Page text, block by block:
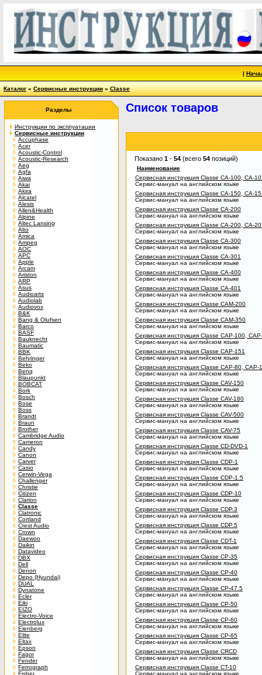
|
Каталог»Сервисные инструкции»Classe
Разделы
Инструкции по эксплуатации
Сервисные инструкции
Accuphase
Acer
Acoustic-Control
Acoustic-Research
Aeg
Agfa
Aiwa
Akai
Akira
Alcatel
Alesis
Allen&Health
Alpine
Altec Lansing
Alto
Amica
Ampeg
AOC
APC
Apple
Arcam
Ariston
ARP
Asus
Audioarts
Audiolab
Audiovox
B&K
Bang & Olufsen
Barco
BASF
Bauknecht
Baumatic
BBK
Behringer
Beko
Benq
Blaupunkt
BOBCAT
Bork
Bosch
Bose
Boss
Brandt
Braun
Brother
Cambridge Audio
Cameron
Candy
Canon
Carver
Casio
Cerwin-Vega
Challenger
Christie
Citizen
Clarion
Classe
Clatronic
Cortland
Crest Audio
Crown
Daewoo
Daikin
Datavideo
DBX
Dell
Denon
Depo (Hyundai)
DUAL
Dynatone
Ecler
Eiki
EIZO
Electro-Voice
Electrolux
Elenberg
Elite
Eltax
Epson
Fagor
Fender
Ferrograph
Fisher
Список товаров
Показано 1 - 54 (всего 54 позиций)
Наименование
Сервисная инструкция Classe CA-100, CA-
Сервис-мануал на английском языке
Сервисная инструкция Classe CA-150, CA-
Сервис-мануал на английском языке
Сервисная инструкция Classe CA-200
Сервис-мануал на английском языке
Сервисная инструкция Classe CA-200, CA-
Сервис-мануал на английском языке
Сервисная инструкция Classe CA-300
Сервис-мануал на английском языке
Сервисная инструкция Classe CA-301
Сервис-мануал на английском языке
Сервисная инструкция Classe CA-400
Сервис-мануал на английском языке
Сервисная инструкция Classe CA-401
Сервис-мануал на английском языке
Сервисная инструкция Classe CAM-200
Сервис-мануал на английском языке
Сервисная инструкция Classe CAM-350
Сервис-мануал на английском языке
Сервисная инструкция Classe CAP-100,
Сервис-мануал на английском языке
Сервисная инструкция Classe CAP-151
Сервис-мануал на английском языке
Сервисная инструкция Classe CAP-80, CAP-
Сервис-мануал на английском языке
Сервисная инструкция Classe CAV-150
Сервис-мануал на английском языке
Сервисная инструкция Classe CAV-180
Сервис-мануал на английском языке
Сервисная инструкция Classe CAV-500
Сервис-мануал на английском языке
Сервисная инструкция Classe CAV-75
Сервис-мануал на английском языке
Сервисная инструкция Classe CD-DVD-1
Сервис-мануал на английском языке
Сервисная инструкция Classe CDP-1
Сервис-мануал на английском языке
Сервисная инструкция Classe CDP-1.5
Сервис-мануал на английском языке
Сервисная инструкция Classe CDP-10
Сервис-мануал на английском языке
Сервисная инструкция Classe CDP.3
Сервис-мануал на английском языке
Сервисная инструкция Classe CDP.5
Сервис-мануал на английском языке
Сервисная инструкция Classe CDT-1
Сервис-мануал на английском языке
Сервисная инструкция Classe CP-35
Сервис-мануал на английском языке
Сервисная инструкция Classe CP-40
Сервис-мануал на английском языке
Сервисная инструкция Classe CP-47.5
Сервис-мануал на английском языке
Сервисная инструкция Classe CP-50
Сервис-мануал на английском языке
Сервисная инструкция Classe CP-60
Сервис-мануал на английском языке
Сервисная инструкция Classe CP-65
Сервис-мануал на английском языке
Сервисная инструкция Classe CRCD
Сервис-мануал на английском языке
Сервисная инструкция Classe CT-10
Сервис-мануал на английском языке